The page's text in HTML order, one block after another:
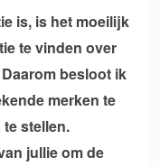
is, is het moeilijk
te vinden over
besloot ik
merken te
stellen.
jullie om de